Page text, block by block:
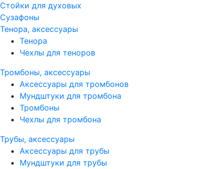
Стойки для духовых
Сузафоны
Тенора, аксессуары
Тенора
Чехлы для теноров
Тромбоны, аксессуары
Аксессуары для тромбонов
Мундштуки для тромбона
Тромбоны
Чехлы для тромбона
Трубы, аксессуары
Аксессуары для трубы
Мундштуки для трубы